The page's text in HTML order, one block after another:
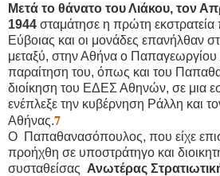
Μετά το θάνατο του Λιάκου, τον
1944 σταμάτησε η πρώτη εκστρατεία
Εύβοιας και οι μονάδες επανήλθαν
μεταξύ, στην Αθήνα ο Παπαγεωργίου
παραίτηση του, όπως και του
διοίκηση του ΕΔΕΣ Αθηνών, σε μια
ενέπλεξε την κυβέρνηση Ράλλη και
Αθήνας.7
Ο Παπαθανασόπουλος, που είχε
προήχθη σε υποστράτηγο και
συσταθείσας Ανωτέρας